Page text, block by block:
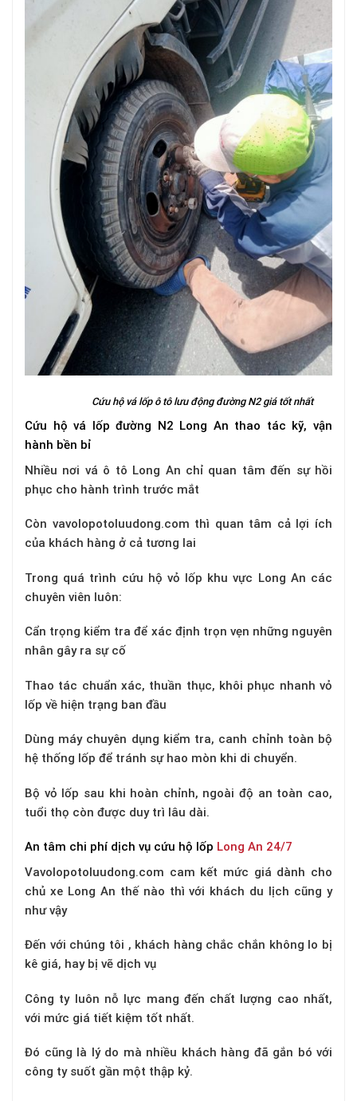
Cứu hộ vá lốp ô tô lưu động đường N2 giá tốt nhất
Cứu hộ vá lốp đường N2 Long An thao tác kỹ, vận
hành bền bỉ
Nhiều nơi vá ô tô Long An chỉ quan tâm đến sự hồi
phục cho hành trình trước mắt
Còn vavolopotoluudong.com thì quan tâm cả lợi ích
của khách hàng ở cả tương lai
Trong quá trình cứu hộ vỏ lốp khu vực Long An các
chuyên viên luôn:
Cẩn trọng kiểm tra để xác định trọn vẹn những nguyên
nhân gây ra sự cố
Thao tác chuẩn xác, thuần thục, khôi phục nhanh vỏ
lốp về hiện trạng ban đầu
Dùng máy chuyên dụng kiểm tra, canh chỉnh toàn bộ
hệ thống lốp để tránh sự hao mòn khi di chuyển.
Bộ vỏ lốp sau khi hoàn chỉnh, ngoài độ an toàn cao,
tuổi thọ còn được duy trì lâu dài.
An tâm chi phí dịch vụ cứu hộ lốp Long An 24/7
Vavolopotoluudong.com cam kết mức giá dành cho
chủ xe Long An thế nào thì với khách du lịch cũng y
như vậy
Đến với chúng tôi , khách hàng chắc chắn không lo bị
kê giá, hay bị vẽ dịch vụ
Công ty luôn nỗ lực mang đến chất lượng cao nhất,
với mức giá tiết kiệm tốt nhất.
Đó cũng là lý do mà nhiều khách hàng đã gắn bó với
công ty suốt gần một thập kỷ.